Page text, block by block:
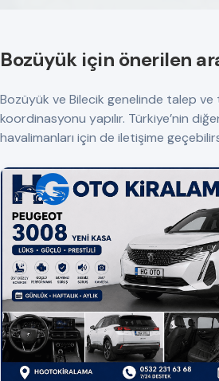
Bozüyük için önerilen
Bozüyük ve Bilecik genelinde talep ve
koordinasyonu yapılır. Türkiye’nin
havalimanları için de iletişime